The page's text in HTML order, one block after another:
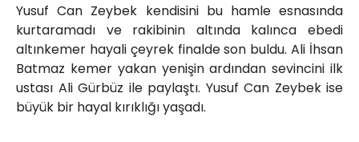
Yusuf Can Zeybek kendisini bu hamle esnasında
kurtaramadı ve rakibinin altında kalınca ebedi
altınkemer hayali çeyrek finalde son buldu. Ali İhsan
Batmaz kemer yakan yenişin ardından sevincini ilk
ustası Ali Gürbüz ile paylaştı. Yusuf Can Zeybek ise
büyük bir hayal kırıklığı yaşadı.